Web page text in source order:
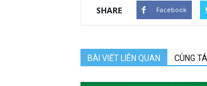
SHARE Facebook
BÀI VIẾT LIÊN QUAN CÙNG